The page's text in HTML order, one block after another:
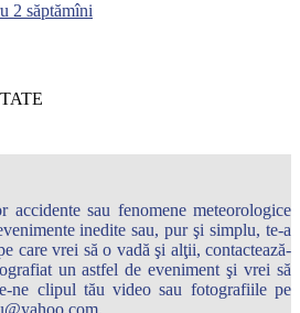
sau fenomene meteorologice
inedite sau, pur şi simplu, te-a
care vrei să o vadă şi alţii, contactează-
un astfel de eveniment şi vrei să
ne clipul tău video sau fotografiile pe